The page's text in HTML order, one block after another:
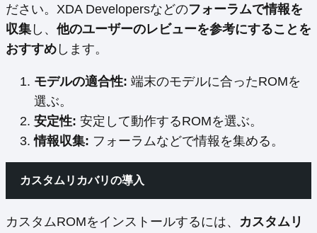
ださい。XDA Developersなどのフォーラムで情報を
収集 し、 他のユーザーのレビューを参考にすることを
おすすめ します。
モデルの適合性: 端末のモデルに合ったROMを
選ぶ。
安定性: 安定して動作するROMを選ぶ。
情報収集: フォーラムなどで情報を集める。
カスタムリカバリの導入
カスタムROMをインストールするには、 カスタムリ